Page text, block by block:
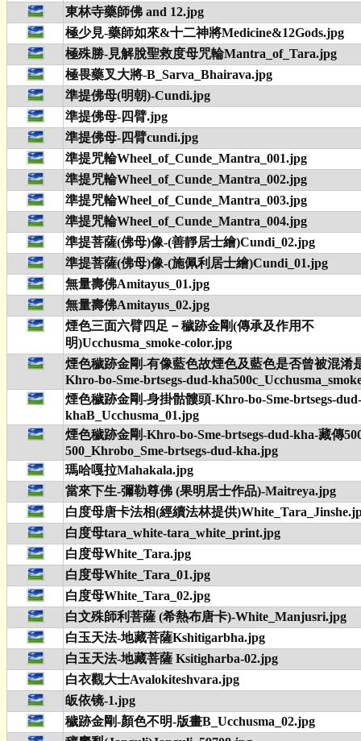
東林寺藥師佛 and 12.jpg
極少見-藥師如來&十二神將Medicine&12Gods.jpg
極殊勝-見解脫聖救度母咒輪Mantra_of_Tara.jpg
極畏藥叉大將-B_Sarva_Bhairava.jpg
準提佛母(明朝)-Cundi.jpg
準提佛母-四臂.jpg
準提佛母-四臂cundi.jpg
準提咒輪Wheel_of_Cunde_Mantra_001.jpg
準提咒輪Wheel_of_Cunde_Mantra_002.jpg
準提咒輪Wheel_of_Cunde_Mantra_003.jpg
準提咒輪Wheel_of_Cunde_Mantra_004.jpg
準提菩薩(佛母)像-(善靜居士繪)Cundi_02.jpg
準提菩薩(佛母)像-(施佩利居士繪)Cundi_01.jpg
無量壽佛Amitayus_01.jpg
無量壽佛Amitayus_02.jpg
煙色三面六臂四足－穢跡金剛(傳承及作用不
明)Ucchusma_smoke-color.jpg
煙色穢跡金剛-有像藍色故煙色及藍色是否曾被混淆
Khro-bo-Sme-brtsegs-dud-
煙色穢跡金剛-身掛骷髏頭-Khro-bo-Sme-brtsegs-dud-
khaB_Ucchusma_01.jpg
煙色穢跡金剛-Khro-bo-Sme-brtsegs-dud-kha-藏傳
500_Khrobo_Sme-brtsegs-dud-kha.jpg
瑪哈嘎拉Mahakala.jpg
當來下生-彌勒尊佛 (果明居士作品)-Maitreya.jpg
白度母唐卡法相(經續法林提供
白度母tara_white-tara_white_print.jpg
白度母White_Tara.jpg
白度母White_Tara_01.jpg
白度母White_Tara_02.jpg
白文殊師利菩薩 (希熱布唐卡)-White_Manjusri.jpg
白玉天法-地藏菩薩Kshitigarbha.jpg
白玉天法-地藏菩薩 Ksitigharba-02.jpg
白衣觀大士Avalokiteshvara.jpg
皈依镜-1.jpg
穢跡金剛-顏色不明-版畫B_Ucchusma_02.jpg